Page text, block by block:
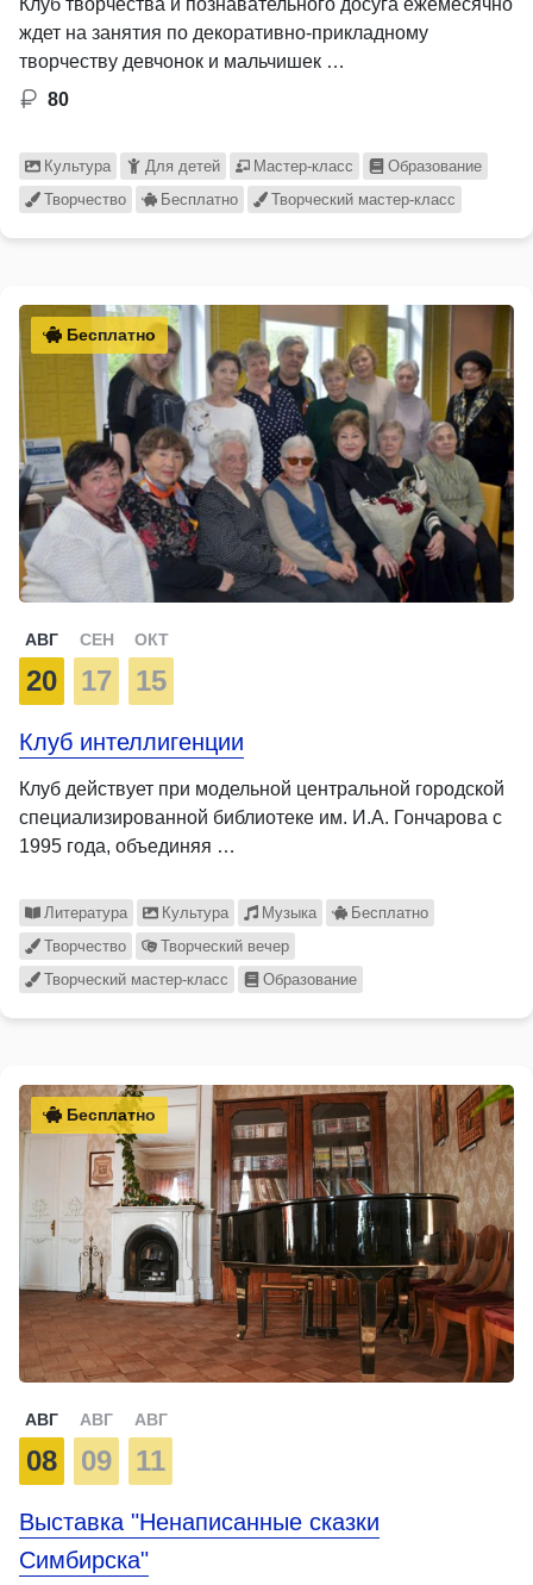
Клуб творчества и познавательного досуга ежемесячно
ждет на занятия по декоративно-прикладному
творчеству девчонок и мальчишек …
80
Культура Для детей Мастер-класс
Образование
Творчество
Бесплатно Творческий мастер-класс
Бесплатно
АВГ
20
СЕН
17
ОКТ
15
Клуб интеллигенции
Клуб действует при модельной центральной городской
специализированной библиотеке им. И.А. Гончарова с
1995 года, объединяя …
Литература Культура Музыка
Бесплатно
Творчество
Творческий вечер
Творческий мастер-класс
Образование
Бесплатно
АВГ
08
АВГ
09
АВГ
11
Выставка "Ненаписанные сказки
Симбирска"